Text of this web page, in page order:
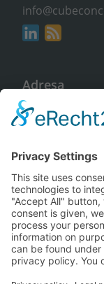
Adresa
CUBE
An der
Nezávazně a
Vyžádat si